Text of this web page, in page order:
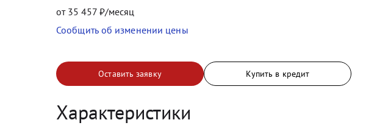
от 35 457 ₽/месяц
Сообщить об изменении цены
Оставить заявку Купить в кредит
Характеристики